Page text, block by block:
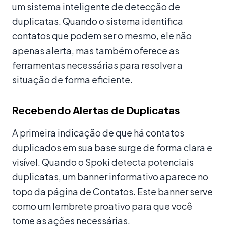
um sistema inteligente de detecção de
duplicatas. Quando o sistema identifica
contatos que podem ser o mesmo, ele não
apenas alerta, mas também oferece as
ferramentas necessárias para resolver a
situação de forma eficiente.
Recebendo Alertas de Duplicatas
A primeira indicação de que há contatos
duplicados em sua base surge de forma clara e
visível. Quando o Spoki detecta potenciais
duplicatas, um banner informativo aparece no
topo da página de Contatos. Este banner serve
como um lembrete proativo para que você
tome as ações necessárias.